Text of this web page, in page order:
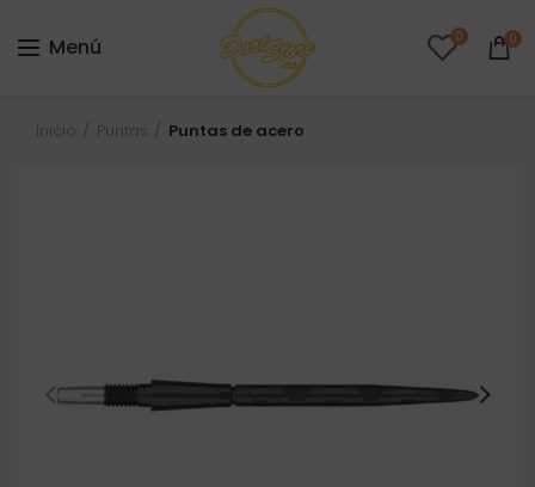
Menú 0 0
Inicio Puntas Puntas de acero